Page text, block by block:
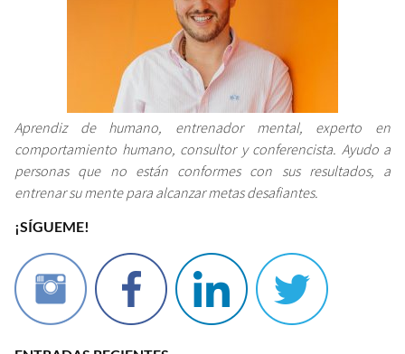
Aprendiz de humano, entrenador mental, experto en
comportamiento humano, consultor y conferencista. Ayudo a
personas que no están conformes con sus resultados, a
entrenar su mente para alcanzar metas desafiantes.
¡SÍGUEME!